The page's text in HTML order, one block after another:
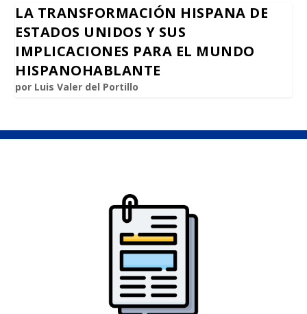
LA TRANSFORMACIÓN HISPANA DE
ESTADOS UNIDOS Y SUS
IMPLICACIONES PARA EL MUNDO
HISPANOHABLANTE
por Luis Valer del Portillo